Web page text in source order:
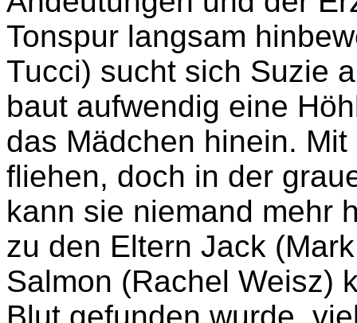
Tonspur langsam
Tucci) sucht sich Suzie
baut aufwendig eine
das Mädchen hinein.
fliehen, doch in der
kann sie niemand mehr
zu den Eltern Jack
Salmon (Rachel Weisz)
Blut gefunden wurde,